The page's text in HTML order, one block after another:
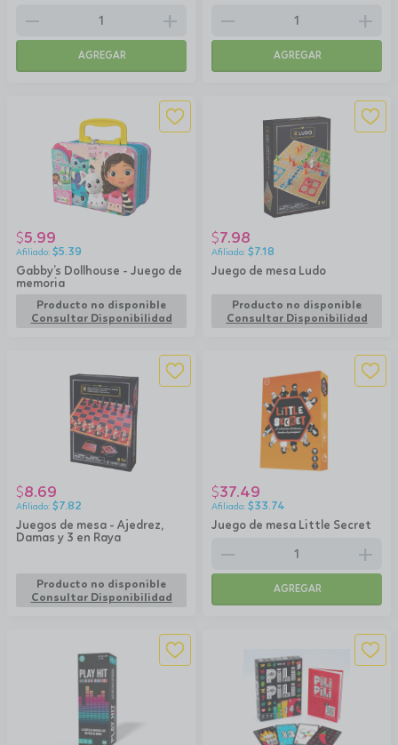
remove add
AGREGAR
remove add
AGREGAR
Gabby’s Dollhouse - Juego de
memoria
$5.99
$5.39
Producto no disponible
Consultar Disponibilidad
Juego de mesa Ludo
$7.98
$7.18
Producto no disponible
Consultar Disponibilidad
Juegos de mesa - Ajedrez,
Damas y 3 en Raya
$8.69
$7.82
Producto no disponible
Consultar Disponibilidad
Juego de mesa Little Secret
$37.49
$33.74
remove add
AGREGAR